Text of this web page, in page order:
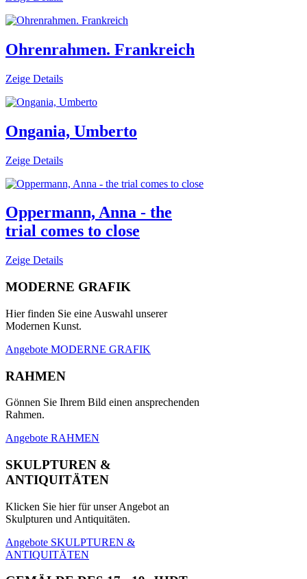
Ohrenrahmen. Frankreich
Zeige Details
Ongania, Umberto
Zeige Details
Oppermann, Anna - the
trial comes to close
Zeige Details
MODERNE GRAFIK
Hier finden Sie eine Auswahl unserer
Modernen Kunst.
Angebote MODERNE GRAFIK
RAHMEN
Gönnen Sie Ihrem Bild einen ansprechenden
Rahmen.
Angebote RAHMEN
SKULPTUREN &
ANTIQUITÄTEN
Klicken Sie hier für unser Angebot an
Skulpturen und Antiquitäten.
Angebote SKULPTUREN &
ANTIQUITÄTEN